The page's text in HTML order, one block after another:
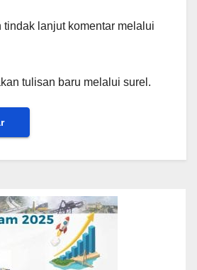
tindak lanjut komentar melalui
tulisan baru melalui surel.